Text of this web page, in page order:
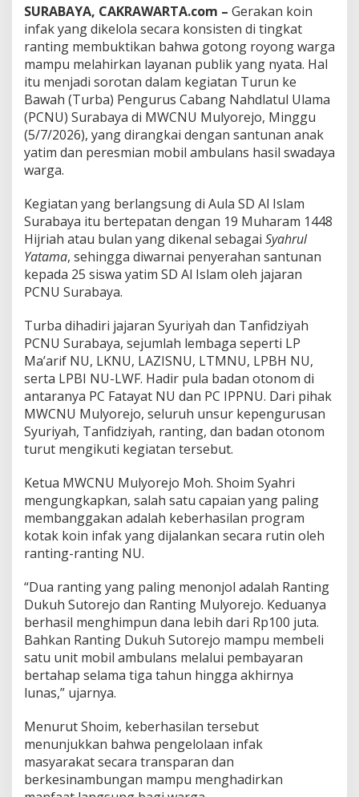
,
u
r
b
a
P
C
N
U
S
b
a
y
a
U
n
a
p
K
e
u
a
t
a
n
o
t
o
n
g
y
o
n
g
W
a
r
U
M
u
y
SURABAYA, CAKRAWARTA.com – Gerakan koin
infak yang dikelola secara konsisten di tingkat
ranting membuktikan bahwa gotong royong warga
mampu melahirkan layanan publik yang nyata. Hal
itu menjadi sorotan dalam kegiatan Turun ke
Bawah (Turba) Pengurus Cabang Nahdlatul Ulama
(PCNU) Surabaya di MWCNU Mulyorejo, Minggu
(5/7/2026), yang dirangkai dengan santunan anak
yatim dan peresmian mobil ambulans hasil swadaya
warga.
Kegiatan yang berlangsung di Aula SD Al Islam
Surabaya itu bertepatan dengan 19 Muharam 1448
Hijriah atau bulan yang dikenal sebagai Syahrul
Yatama, sehingga diwarnai penyerahan santunan
kepada 25 siswa yatim SD Al Islam oleh jajaran
PCNU Surabaya.
Turba dihadiri jajaran Syuriyah dan Tanfidziyah
PCNU Surabaya, sejumlah lembaga seperti LP
Ma’arif NU, LKNU, LAZISNU, LTMNU, LPBH NU,
serta LPBI NU-LWF. Hadir pula badan otonom di
antaranya PC Fatayat NU dan PC IPPNU. Dari pihak
MWCNU Mulyorejo, seluruh unsur kepengurusan
Syuriyah, Tanfidziyah, ranting, dan badan otonom
turut mengikuti kegiatan tersebut.
Ketua MWCNU Mulyorejo Moh. Shoim Syahri
mengungkapkan, salah satu capaian yang paling
membanggakan adalah keberhasilan program
kotak koin infak yang dijalankan secara rutin oleh
ranting-ranting NU.
“Dua ranting yang paling menonjol adalah Ranting
Dukuh Sutorejo dan Ranting Mulyorejo. Keduanya
berhasil menghimpun dana lebih dari Rp100 juta.
Bahkan Ranting Dukuh Sutorejo mampu membeli
satu unit mobil ambulans melalui pembayaran
bertahap selama tiga tahun hingga akhirnya
lunas,” ujarnya.
Menurut Shoim, keberhasilan tersebut
menunjukkan bahwa pengelolaan infak
masyarakat secara transparan dan
berkesinambungan mampu menghadirkan